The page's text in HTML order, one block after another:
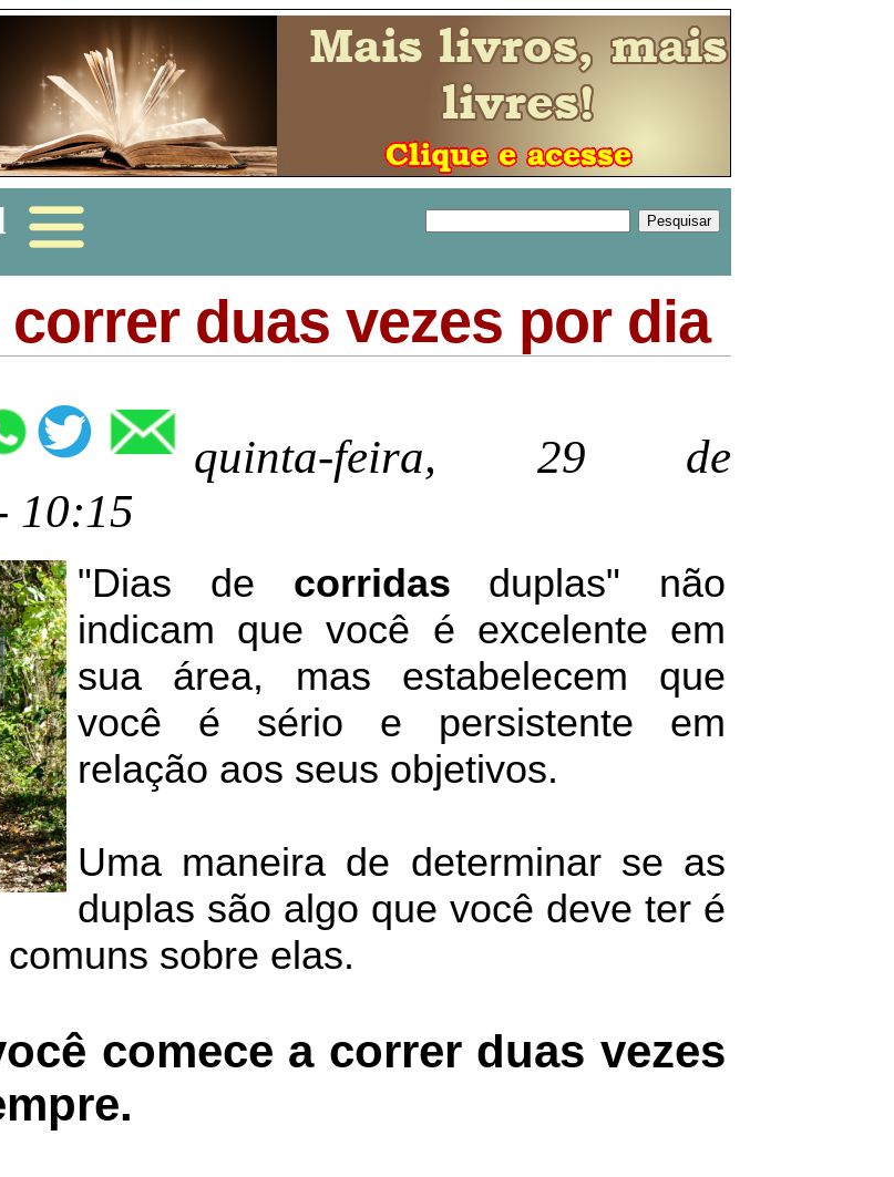
duas vezes por dia
quinta-feira, 29 de
10:15
"Dias de corridas duplas" não
indicam que você é excelente em
sua área, mas estabelecem que
você é sério e persistente em
relação aos seus objetivos.
Uma maneira de determinar se as
duplas são algo que você deve ter é
sobre elas.
comece a correr duas vezes